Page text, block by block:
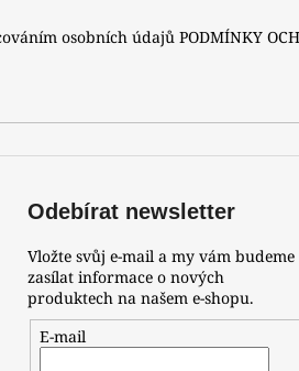
osobních údajů PODMÍNKY
Odebírat newsletter
Vložte svůj e-mail a my vám budeme
zasílat informace o nových
produktech na našem e-shopu.
E-mail